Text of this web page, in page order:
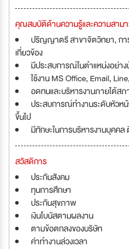
คุณสมบัติด้านความรู้และความสาม
ปริญญาตรี สาขาจิตวิทยา, ก
เกี่ยวข้อง
มีประสบการณ์ในตำแหน่งอย่า
ใช้งาน MS Office, Email,
อดทนและบริหารงานภายใต้ส
ประสบการณ์ทำงานระดับหัวห
ขึ้นไป
มีทักษะในการบริหารงานบุคค
สวัสดิการ
ประกันสังคม
ทุนการศึกษา
ประกันสุขภาพ
เงินโบนัสตามผลงาน
ตามข้อตกลงของบริษัท
ค่าทำงานล่วงเวลา